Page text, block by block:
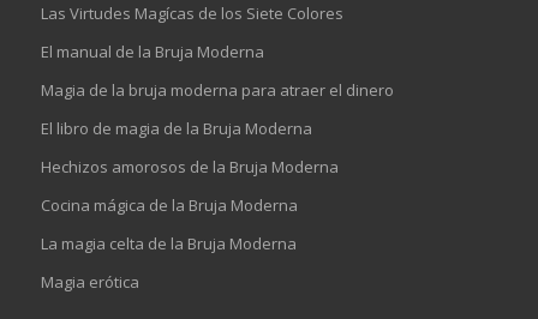
Las Virtudes Magícas de los Siete Colores
El manual de la Bruja Moderna
Magia de la bruja moderna para atraer el dinero
El libro de magia de la Bruja Moderna
Hechizos amorosos de la Bruja Moderna
Cocina mágica de la Bruja Moderna
La magia celta de la Bruja Moderna
Magia erótica